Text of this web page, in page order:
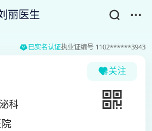
丽医生
已实名认证执业证编号 1102******3943
关注
科